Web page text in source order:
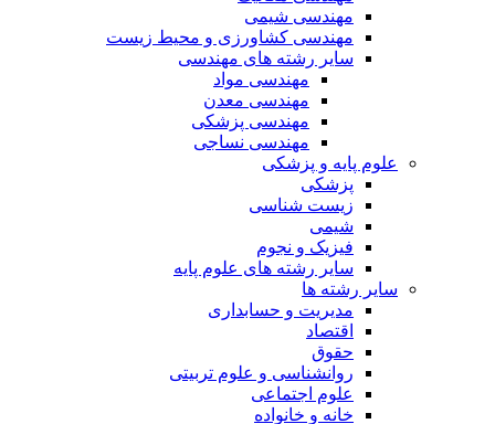
مهندسی شیمی
مهندسی کشاورزی و محیط زیست
سایر رشته های مهندسی
مهندسی مواد
مهندسی معدن
مهندسی پزشکی
مهندسی نساجی
علوم پایه و پزشکی
پزشکی
زیست شناسی
شیمی
فیزیک و نجوم
سایر رشته های علوم پایه
سایر رشته ها
مدیریت و حسابداری
اقتصاد
حقوق
روانشناسی و علوم تربیتی
علوم اجتماعی
خانه و خانواده